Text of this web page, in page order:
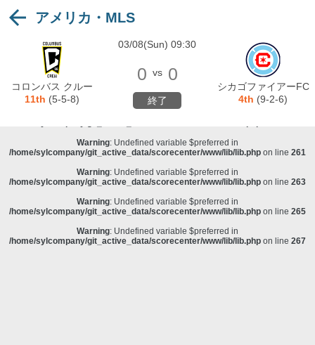
Warning: Undefined variable $preferred in
/home/sylcompany/git_active_data/scorecenter/www/lib/lib.php
Deprecated: stristr(): Passing null to parameter #1 ($haystack) of type string is
deprecated in/home/sylcompany/git_active_data/scorecenter/www/lib/lib.php
Warning
: Undefined variable $preferred in
/home/sylcompany/git_active_data/scorecenter/www/lib/lib.phpon line
Warning: Undefined variable $preferred in
/home/sylcompany/git_active_data/scorecenter/www/lib/lib.php on line 261
Warning: Undefined variable $preferred in
/home/sylcompany/git_active_data/scorecenter/www/lib/lib.php on line 263
Warning: Undefined variable $preferred in
/home/sylcompany/git_active_data/scorecenter/www/lib/lib.php on line 265
Warning: Undefined variable $preferred in
/home/sylcompany/git_active_data/scorecenter/www/lib/lib.php on line 267
アメリカ・MLS
コロンバス クルー
11th (5-5-8)
03/08(Sun) 09:30
0 vs 0
終了
シカゴファイアーFC
4th (9-2-6)